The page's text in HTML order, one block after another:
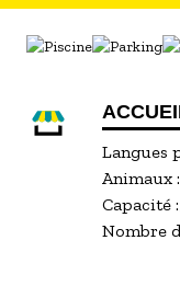
Langues
Animaux :
Capacité :
Nombre